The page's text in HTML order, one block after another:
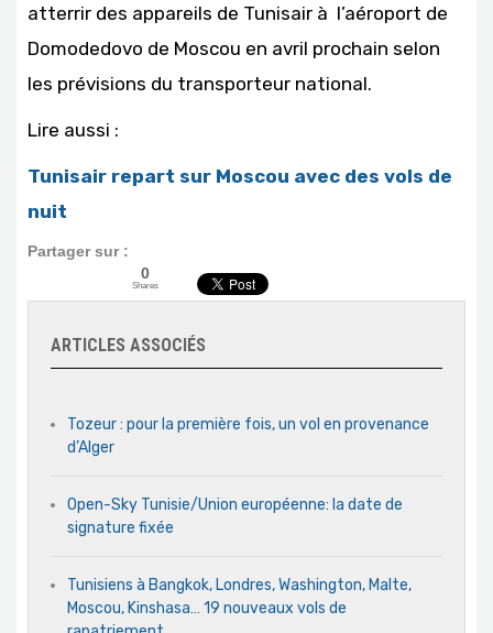
atterrir des appareils de Tunisair à l’aéroport de
Domodedovo de Moscou en avril prochain selon
les prévisions du transporteur national.
Lire aussi :
Tunisair repart sur Moscou avec des vols de
nuit
Partager sur :
0
Shares
ARTICLES ASSOCIÉS
Tozeur : pour la première fois, un vol en provenance
d’Alger
Open-Sky Tunisie/Union européenne: la date de
signature fixée
Tunisiens à Bangkok, Londres, Washington, Malte,
Moscou, Kinshasa… 19 nouveaux vols de